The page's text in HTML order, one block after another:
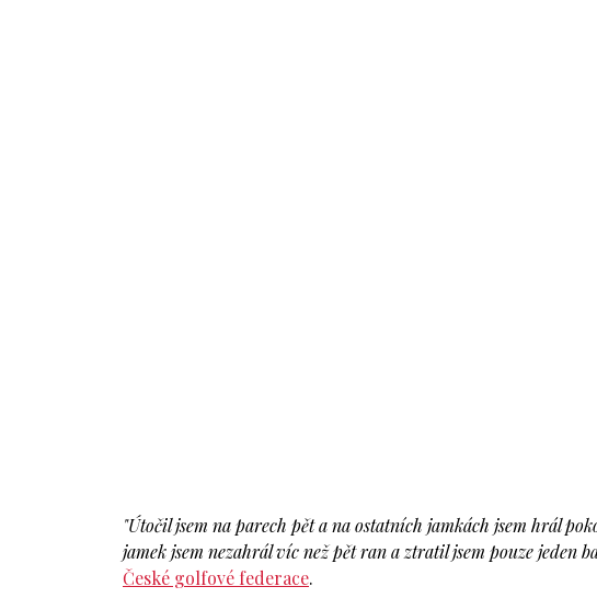
"Útočil jsem na parech pět a na ostatních jamkách jsem hrál
jamek jsem nezahrál víc než pět ran a ztratil jsem pouze jeden
České golfové federace.